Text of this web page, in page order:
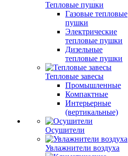
Тепловые пушки
Газовые тепловые
пушки
Электрические
тепловые пушки
Дизельные
тепловые пушки
Тепловые завесы
Промышленные
Компактные
Интерьерные
(вертикальные)
Осушители
Увлажнители воздуха